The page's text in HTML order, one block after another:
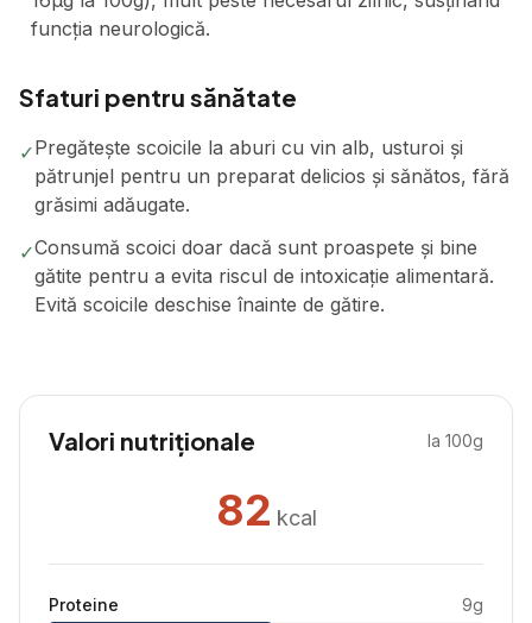
funcția neurologică.
Sfaturi pentru sănătate
✓Pregătește scoicile la aburi cu vin alb, usturoi și
pătrunjel pentru un preparat delicios și sănătos, fără
grăsimi adăugate.
✓Consumă scoici doar dacă sunt proaspete și bine
gătite pentru a evita riscul de intoxicație alimentară.
Evită scoicile deschise înainte de gătire.
Valori nutriționale la 100g
82 kcal
Proteine 9g